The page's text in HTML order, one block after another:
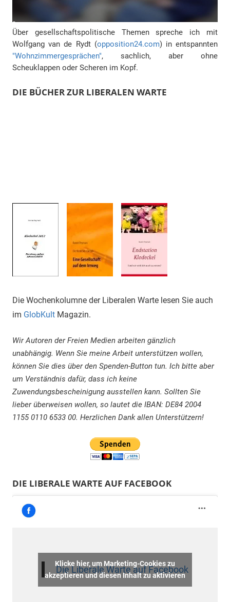
Über gesellschaftspolitische Themen spreche ich mit
Wolfgang van de Rydt (opposition24.com) in entspannten
"Wohnzimmergesprächen", sachlich, aber ohne
Scheuklappen oder Scheren im Kopf.
DIE BÜCHER ZUR LIBERALEN WARTE
Die Wochenkolumne der Liberalen Warte lesen Sie auch
im GlobKult Magazin.
Wir Autoren der Freien Medien arbeiten gänzlich
unabhängig. Wenn Sie meine Arbeit unterstützen wollen,
können Sie dies über den Spenden-Button tun. Ich bitte aber
um Verständnis dafür, dass ich keine
Zuwendungsbescheinigung ausstellen kann. Sollten Sie
lieber überweisen wollen, so lautet die IBAN: DE84 2004
1155 0110 6533 00. Herzlichen Dank allen Unterstützern!
DIE LIBERALE WARTE AUF FACEBOOK
Die Liberale Warte auf Facebook
Klicke hier, um Marketing-Cookies zu
akzeptieren und diesen Inhalt zu aktivieren